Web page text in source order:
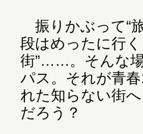
振りかぶって“
段はめったに行
街”……。そんな
パス。それが青
れた知らない街
だろう？